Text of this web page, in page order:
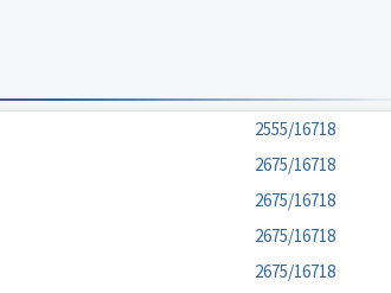
2555/16718
2675/16718
2675/16718
2675/16718
2675/16718